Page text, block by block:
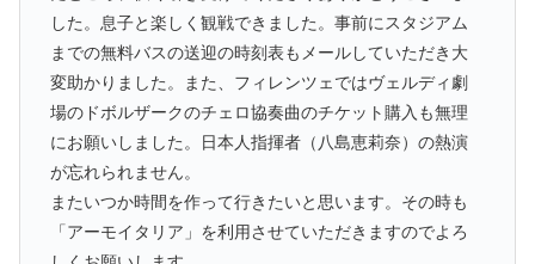
した。息子と楽しく観戦できました。事前にスタジアム
までの無料バスの送迎の時刻表もメールしていただき大
変助かりました。また、フィレンツェではヴェルディ劇
場のドボルザークのチェロ協奏曲のチケット購入も無理
にお願いしました。日本人指揮者（八島恵莉奈）の熱演
が忘れられません。
またいつか時間を作って行きたいと思います。その時も
「アーモイタリア」を利用させていただきますのでよろ